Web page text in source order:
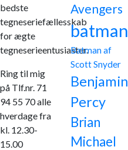
bedste
tegneseriefællesskab
for ægte
tegneserieentusiaster.
Ring til mig
på Tlf.nr. 71
94 55 70 alle
hverdage fra
kl. 12.30-
15.00
Avengers
batman
Batman af
Scott Snyder
Benjamin
Percy
Brian
Michael